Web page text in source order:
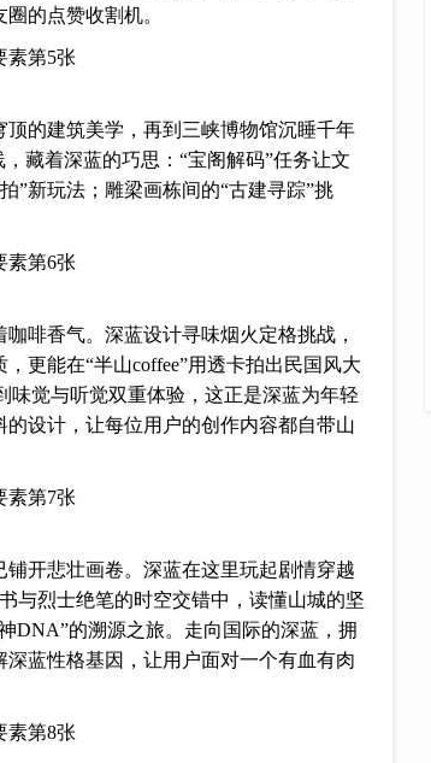
的点赞收割机。
的建筑美学，再到三峡博物馆沉睡千年
藏着深蓝的巧思：“宝阁解码”任务让文
”新玩法；雕梁画栋间的“古建寻踪”挑
啡香气。深蓝设计寻味烟火定格挑战，
更能在“半山coffee”用透卡拍出民国风大
味觉与听觉双重体验，这正是深蓝为年轻
设计，让每位用户的创作内容都自带山
开悲壮画卷。深蓝在这里玩起剧情穿越
与烈士绝笔的时空交错中，读懂山城的坚
DNA”的溯源之旅。走向国际的深蓝，拥
蓝性格基因，让用户面对一个有血有肉